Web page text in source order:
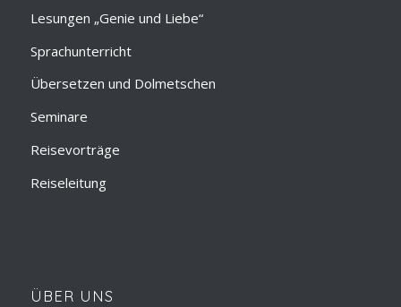
Lesungen „Genie und Liebe“
Sprachunterricht
Übersetzen und Dolmetschen
Seminare
Reisevorträge
Reiseleitung
ÜBER UNS